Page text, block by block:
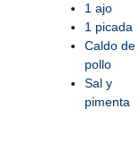
1 ajo
1 picada
Caldo de
pollo
Sal y
pimenta